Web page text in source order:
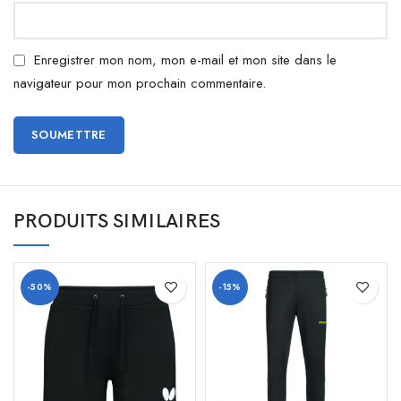
Enregistrer mon nom, mon e-mail et mon site dans le
navigateur pour mon prochain commentaire.
PRODUITS SIMILAIRES
-50% -15%